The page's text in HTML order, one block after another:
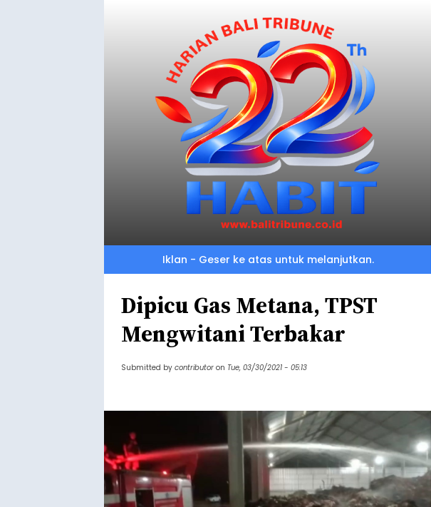
Iklan - Geser ke atas untuk melanjutkan.
Dipicu Gas Metana, TPST
Mengwitani Terbakar
Submitted by contributor on Tue, 03/30/2021 - 05:13